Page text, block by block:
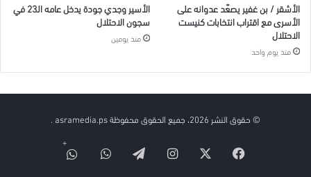
الأشقر / بن غفير يصعّد عدوانه على
الأسرى مع اقتراب انتخابات كنيست
الاحتلال
منذ يوم واحد
الأسير وجدي جودة يدخل عامه الـ23 في
سجون الاحتلال
منذ يومين
© حقوق النشر 2026، جميع الحقوق محفوظة asramedia.ps .
فيسبوك انستقرامتيلقرامواتسابقناة